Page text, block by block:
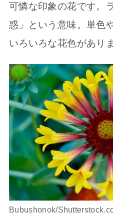
可憐な印象の花です。
惑」という意味。単色
いろいろな花色があり
Bubushonok/